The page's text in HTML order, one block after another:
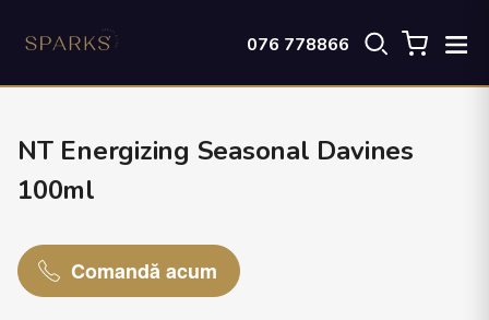
076 778866
NT Energizing Seasonal Davines
100ml
Comandă acum